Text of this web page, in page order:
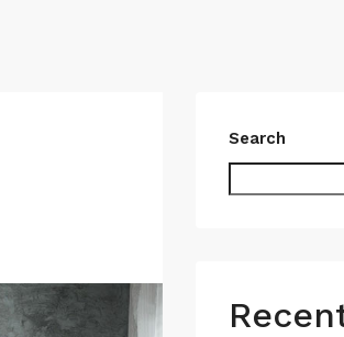
Search